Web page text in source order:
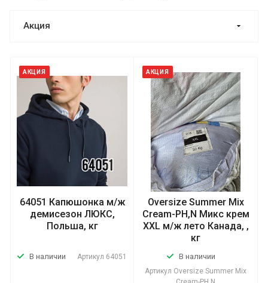
Акция
АКЦИЯ
64051 Капюшонка м/ж
демисезон ЛЮКС,
Польша, кг
В наличии Артикул 64051
АКЦИЯ
Oversize Summer Mix
Cream-PH,N Микс крем
XXL м/ж лето Канада, ,
кг
В наличии
Артикул Oversize Summer Mix